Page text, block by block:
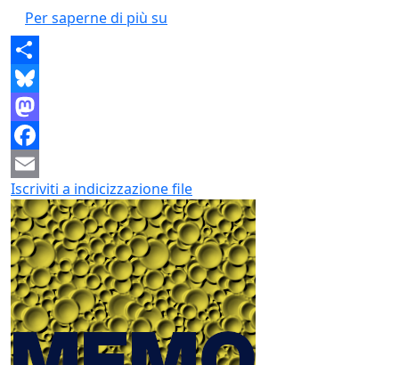
Per saperne di più su
Share
Bluesky
Mastodon
Facebook
Email
Iscriviti a indicizzazione file